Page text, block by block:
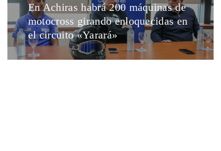
En Achiras habrá 200 máquinas de
motocross girando enloquecidas en
el circuito «Yarará»